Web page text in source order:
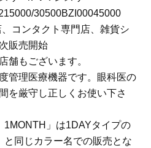
30500BZI00045000
コンタクト専門店、雑貨シ
販売開始
舗もございます。
管理医療機器です。眼科医の
を厳守し正しくお使い下さ
」は1DAYタイプの
と同じカラー名での販売とな